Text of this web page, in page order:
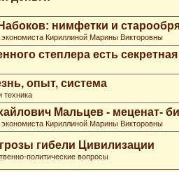
нимфетки и
экономиста Кириллиной Марины Викторовны
степлера есть
опыт, система
техника
Мальцев - меценат-
экономиста Кириллиной Марины Викторовны
гибели Цивилизации
политические вопросы